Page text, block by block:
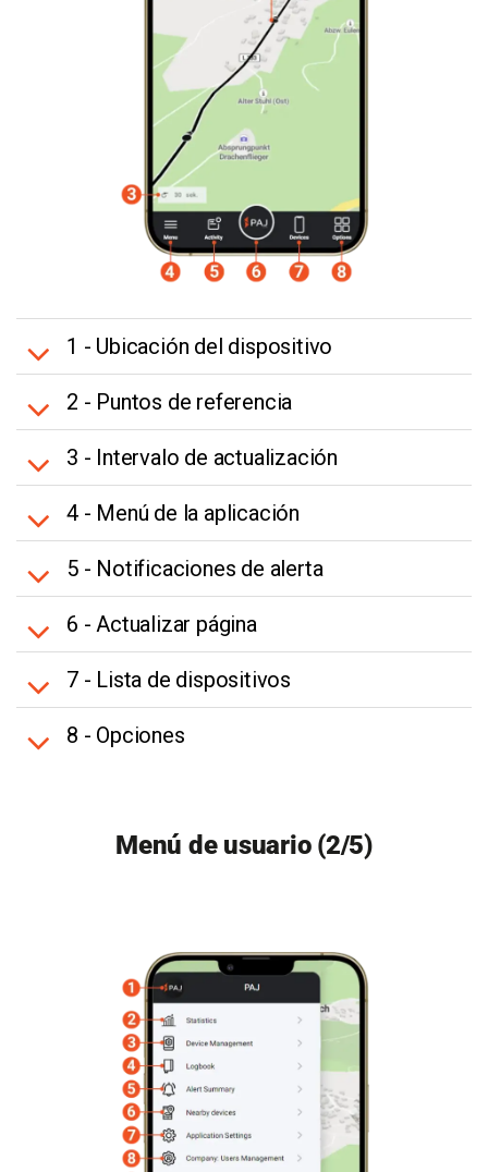
1 - Ubicación del dispositivo
2 - Puntos de referencia
3 - Intervalo de actualización
4 - Menú de la aplicación
5 - Notificaciones de alerta
6 - Actualizar página
7 - Lista de dispositivos
8 - Opciones
Menú de usuario (2/5)